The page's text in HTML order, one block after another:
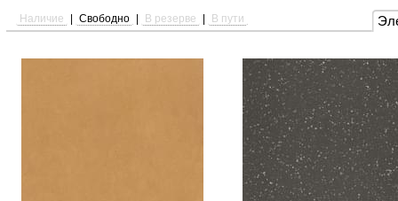
Наличие Свободно В резерве В пути